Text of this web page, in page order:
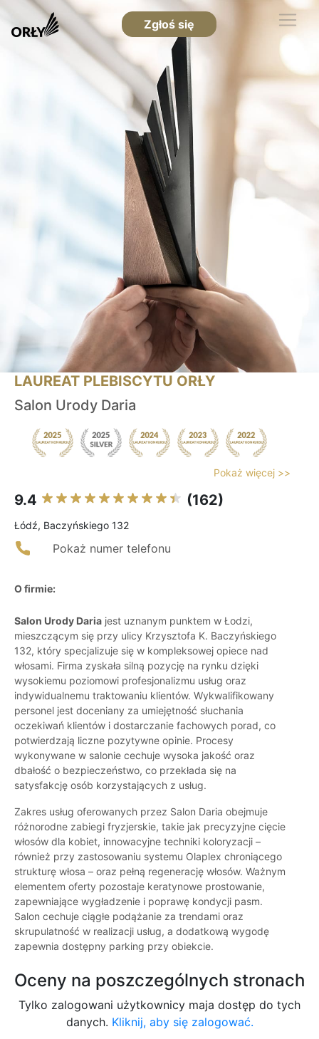
Zgłoś się
LAUREAT PLEBISCYTU ORŁY
Salon Urody Daria
Pokaż więcej >>
9.4 (162)
Łódź, Baczyńskiego 132
Pokaż numer telefonu
O firmie:
Salon Urody Daria jest uznanym punktem w Łodzi,
mieszczącym się przy ulicy Krzysztofa K. Baczyńskiego
132, który specjalizuje się w kompleksowej opiece nad
włosami. Firma zyskała silną pozycję na rynku dzięki
wysokiemu poziomowi profesjonalizmu usług oraz
indywidualnemu traktowaniu klientów. Wykwalifikowany
personel jest doceniany za umiejętność słuchania
oczekiwań klientów i dostarczanie fachowych porad, co
potwierdzają liczne pozytywne opinie. Procesy
wykonywane w salonie cechuje wysoka jakość oraz
dbałość o bezpieczeństwo, co przekłada się na
satysfakcję osób korzystających z usług.
Zakres usług oferowanych przez Salon Daria obejmuje
różnorodne zabiegi fryzjerskie, takie jak precyzyjne cięcie
włosów dla kobiet, innowacyjne techniki koloryzacji –
również przy zastosowaniu systemu Olaplex chroniącego
strukturę włosa – oraz pełną regenerację włosów. Ważnym
elementem oferty pozostaje keratynowe prostowanie,
zapewniające wygładzenie i poprawę kondycji pasm.
Salon cechuje ciągłe podążanie za trendami oraz
skrupulatność w realizacji usług, a dodatkową wygodę
zapewnia dostępny parking przy obiekcie.
Oceny na poszczególnych stronach
Tylko zalogowani użytkownicy maja dostęp do tych
danych. Kliknij, aby się zalogować.